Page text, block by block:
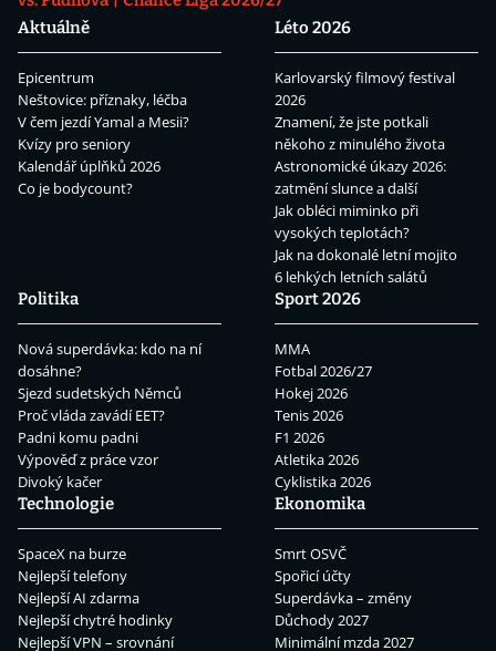
Aktuálně
Epicentrum
Neštovice: příznaky, léčba
V čem jezdí Yamal a Mesii?
Kvízy pro seniory
Kalendář úplňků 2026
Co je bodycount?
Léto 2026
Karlovarský filmový festival
2026
Znamení, že jste potkali
někoho z minulého života
Astronomické úkazy 2026:
zatmění slunce a další
Jak obléci miminko při
vysokých teplotách?
Jak na dokonalé letní mojito
6 lehkých letních salátů
Politika
Nová superdávka: kdo na ní
dosáhne?
Sjezd sudetských Němců
Proč vláda zavádí EET?
Padni komu padni
Výpověď z práce vzor
Divoký kačer
Sport 2026
MMA
Fotbal 2026/27
Hokej 2026
Tenis 2026
F1 2026
Atletika 2026
Cyklistika 2026
Technologie
SpaceX na burze
Nejlepší telefony
Nejlepší AI zdarma
Nejlepší chytré hodinky
Nejlepší VPN – srovnání
Ekonomika
Smrt OSVČ
Spořicí účty
Superdávka – změny
Důchody 2027
Minimální mzda 2027